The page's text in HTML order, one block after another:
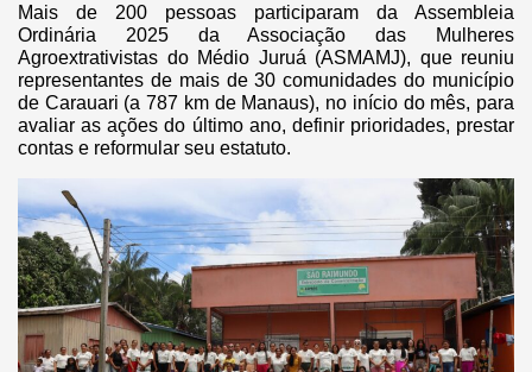
Mais de 200 pessoas participaram da Assembleia
Ordinária 2025 da Associação das Mulheres
Agroextrativistas do Médio Juruá (ASMAMJ), que reuniu
representantes de mais de 30 comunidades do município
de Carauari (a 787 km de Manaus), no início do mês, para
avaliar as ações do último ano, definir prioridades, prestar
contas e reformular seu estatuto.